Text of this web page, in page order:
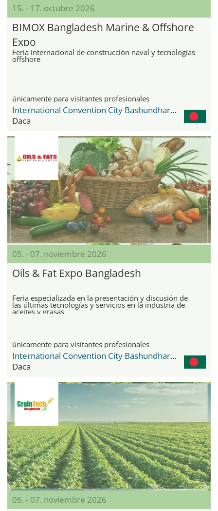
15. - 17. octubre 2026
BIMOX Bangladesh Marine & Offshore
Expo
Feria internacional de construcción naval y tecnologías
offshore
únicamente para visitantes profesionales
International Convention City Bashundhara - ICCB
Daca
05. - 07. noviembre 2026
Oils & Fat Expo Bangladesh
Feria especializada en la presentación y discusión de
las últimas tecnologías y servicios en la industria de
aceites y grasas
únicamente para visitantes profesionales
International Convention City Bashundhara - ICCB
Daca
05. - 07. noviembre 2026